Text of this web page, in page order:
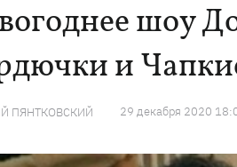
шоу
и
ПЯНТКОВСКИЙ 29 декабря 2020